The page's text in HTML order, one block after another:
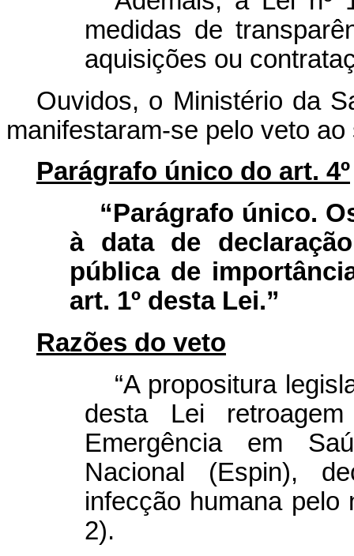
medidas de
aquisições ou
Ouvidos, o Ministério da
manifestaram-se pelo veto
Parágrafo único do art. 4º
“Parágrafo único.
à data de
pública de
art. 1º desta Lei.”
Razões do veto
“A propositura
desta Lei
Emergência em
Nacional (Espin),
infecção humana pelo
2).